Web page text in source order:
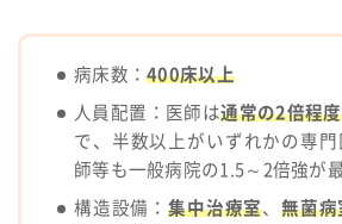
病床数：400床以上
人員配置：医師は通常の2倍程度
で、半数以上がいずれかの専
師等も一般病院の1.5～2倍強が
構造設備：集中治療室、無菌病